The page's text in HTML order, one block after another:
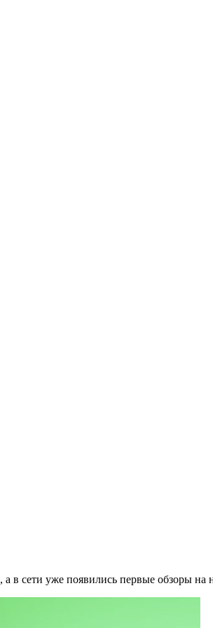
а в сети уже появились первые обзоры на